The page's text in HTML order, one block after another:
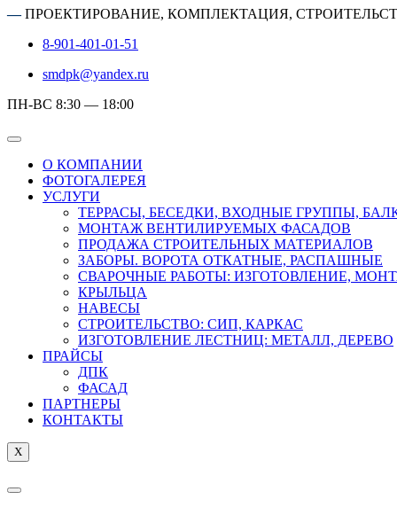
—ПРОЕКТИРОВАНИЕ, КОМПЛЕКТАЦИЯ,
8-901-401-01-51
smdpk@yandex.ru
ПН-ВС 8:30 — 18:00
О КОМПАНИИ
ФОТОГАЛЕРЕЯ
УСЛУГИ
ТЕРРАСЫ, БЕСЕДКИ, ВХОДНЫЕ ГРУППЫ,
МОНТАЖ ВЕНТИЛИРУЕМЫХ ФАСАДОВ
ПРОДАЖА СТРОИТЕЛЬНЫХ МАТЕРИАЛОВ
ЗАБОРЫ. ВОРОТА ОТКАТНЫЕ, РАСПАШНЫЕ
СВАРОЧНЫЕ РАБОТЫ: ИЗГОТОВЛЕНИЕ,
КРЫЛЬЦА
НАВЕСЫ
СТРОИТЕЛЬСТВО: СИП, КАРКАС
ИЗГОТОВЛЕНИЕ ЛЕСТНИЦ: МЕТАЛЛ, ДЕРЕВО
ПРАЙСЫ
ДПК
ФАСАД
ПАРТНЕРЫ
КОНТАКТЫ
X